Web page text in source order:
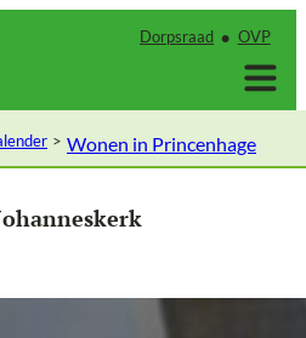
Dorpsraad OVP
Wonen in Princenhage